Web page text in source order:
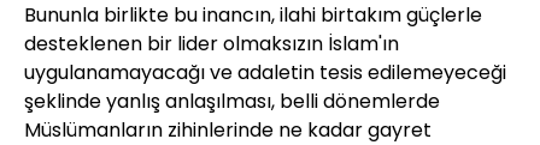
Bununla birlikte bu inancın, ilahi birtakım güçlerle
desteklenen bir lider olmaksızın İslam'ın
uygulanamayacağı ve adaletin tesis edilemeyeceği
şeklinde yanlış anlaşılması, belli dönemlerde
Müslümanların zihinlerinde ne kadar gayret